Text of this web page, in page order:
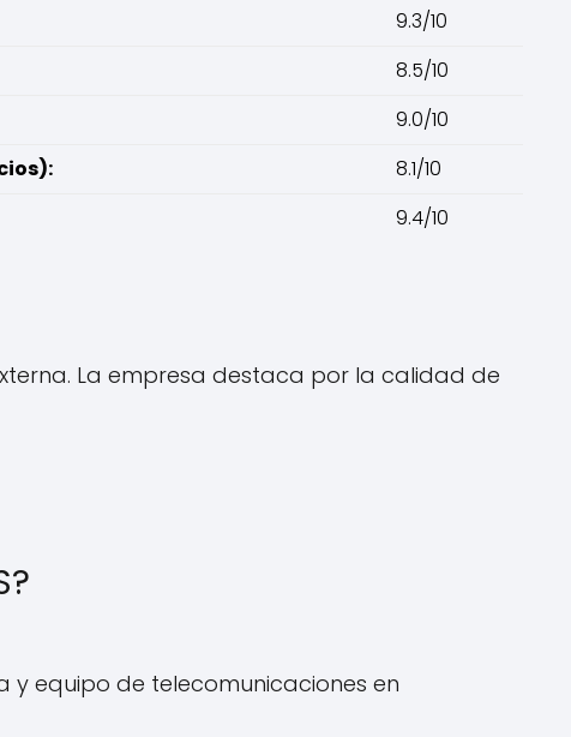
9.3/10
8.5/10
9.0/10
8.1/10
9.4/10
La empresa destaca por la calidad de
equipo de telecomunicaciones en